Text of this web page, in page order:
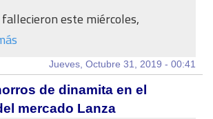
este miércoles,
Jueves, Octubre 31, 2019 - 00:41
de dinamita en el
mercado Lanza